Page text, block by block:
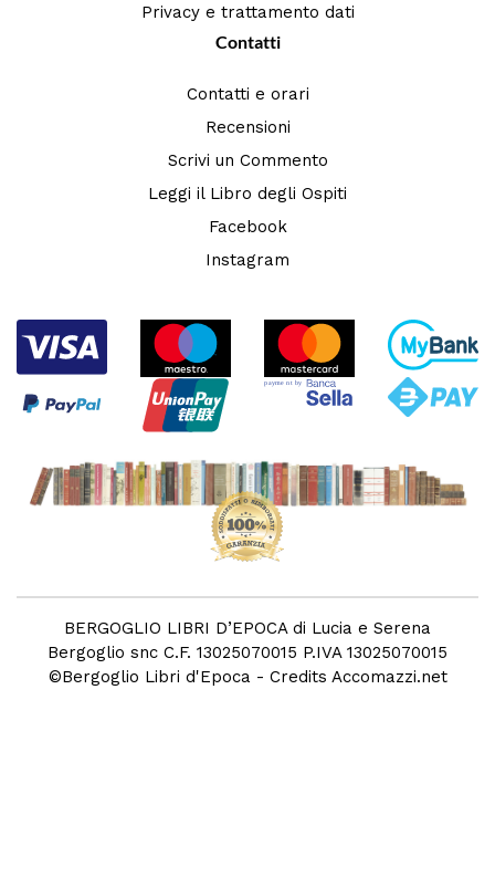
Privacy e trattamento dati
Contatti
Contatti e orari
Recensioni
Scrivi un Commento
Leggi il Libro degli Ospiti
Facebook
Instagram
BERGOGLIO LIBRI D’EPOCA di Lucia e Serena
Bergoglio snc C.F. 13025070015 P.IVA 13025070015
©Bergoglio Libri d'Epoca - Credits Accomazzi.net